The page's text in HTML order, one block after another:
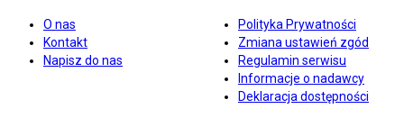
O nas
Kontakt
Napisz do nas
Polityka Prywatności
Zmiana ustawień zgód
Regulamin serwisu
Informacje o nadawcy
Deklaracja dostępności